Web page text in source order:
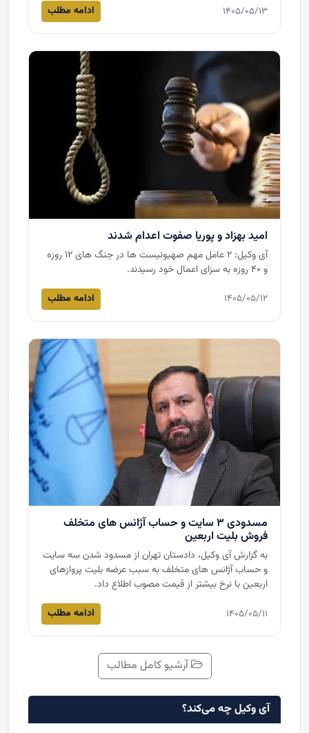
۱۴۰۵/۰۵/۱۳ ادامه مطلب
امید بهزاد و پوریا صفوت اعدام شدند
آی وکیل: ۲ عامل مهم صهیونیست ها در جنگ های ۱۲ روزه
و ۴۰ روزه به سزای اعمال خود رسیدند.
۱۴۰۵/۰۵/۱۲ ادامه مطلب
مسدودی ۳ سایت و حساب آژانس های متخلف
فروش بلیت اربعین
به گزارش آی وکیل، دادستان تهران از مسدود شدن سه سایت
و حساب آژانس های متخلف به سبب عرضه بلیت پروازهای
اربعین با نرخ بیشتر از قیمت مصوب اطلاع داد.
۱۴۰۵/۰۵/۱۱ ادامه مطلب
آرشیو کامل مطالب
آی وکیل چه می‌کند؟